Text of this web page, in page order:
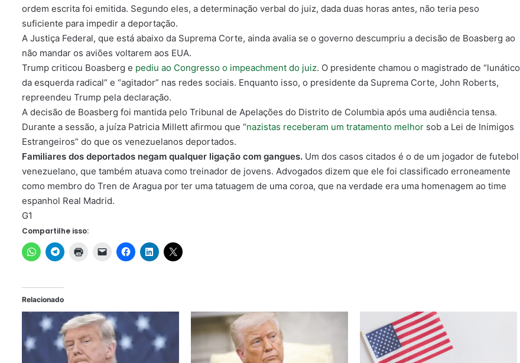
ordem escrita foi emitida. Segundo eles, a determinação verbal do juiz, dada duas horas antes, não teria peso
suficiente para impedir a deportação.
A Justiça Federal, que está abaixo da Suprema Corte, ainda avalia se o governo descumpriu a decisão de Boasberg ao
não mandar os aviões voltarem aos EUA.
Trump criticou Boasberg e pediu ao Congresso o impeachment do juiz. O presidente chamou o magistrado de “lunático
da esquerda radical” e “agitador” nas redes sociais. Enquanto isso, o presidente da Suprema Corte, John Roberts,
repreendeu Trump pela declaração.
A decisão de Boasberg foi mantida pelo Tribunal de Apelações do Distrito de Columbia após uma audiência tensa.
Durante a sessão, a juíza Patricia Millett afirmou que “nazistas receberam um tratamento melhor sob a Lei de Inimigos
Estrangeiros” do que os venezuelanos deportados.
Familiares dos deportados negam qualquer ligação com gangues. Um dos casos citados é o de um jogador de futebol
venezuelano, que também atuava como treinador de jovens. Advogados dizem que ele foi classificado erroneamente
como membro do Tren de Aragua por ter uma tatuagem de uma coroa, que na verdade era uma homenagem ao time
espanhol Real Madrid.
G1
Compartilhe isso:
Relacionado